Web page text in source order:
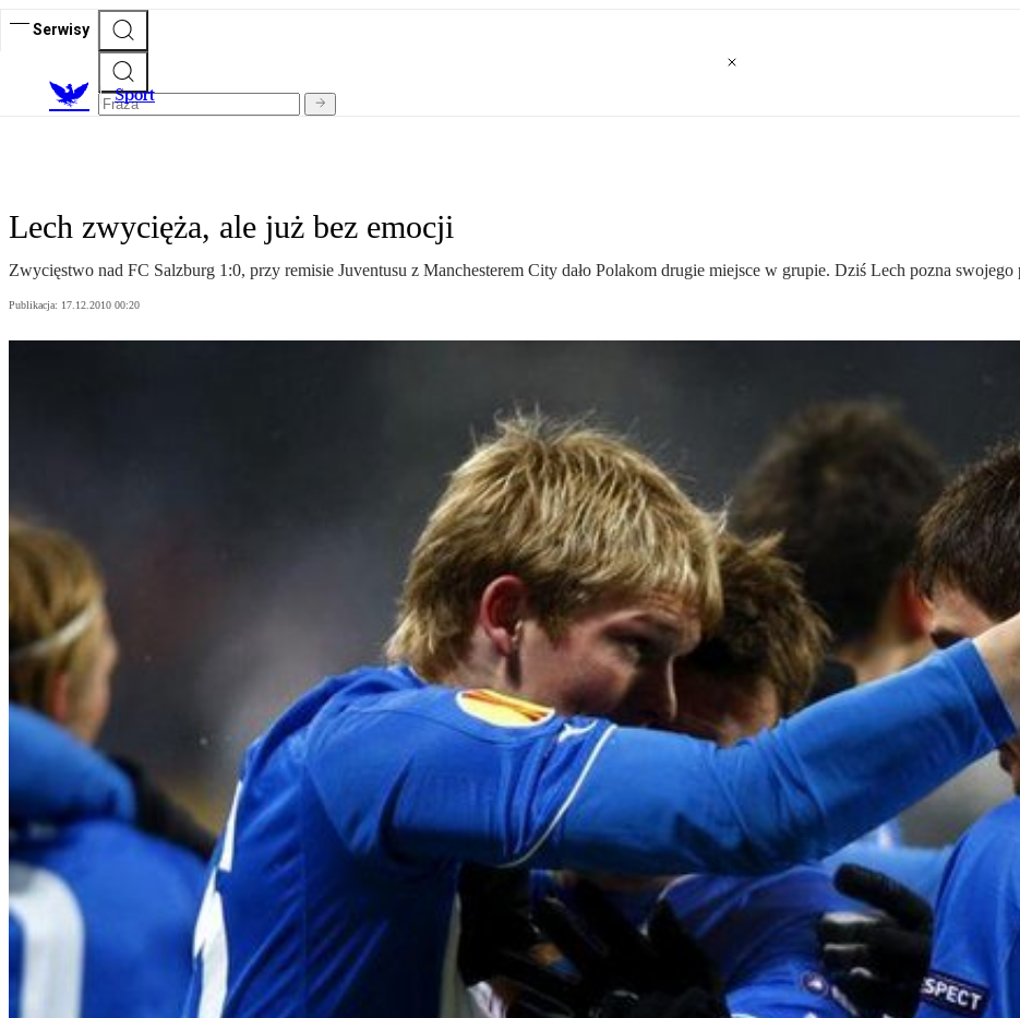
Serwisy
Sport
Lech zwycięża, ale już bez emocji
Zwycięstwo nad FC Salzburg 1:0, przy remisie Juventusu z Manchesterem City dało Polakom drugie miejsce w grupie. Dziś Lech pozna
Publikacja: 17.12.2010 00:20